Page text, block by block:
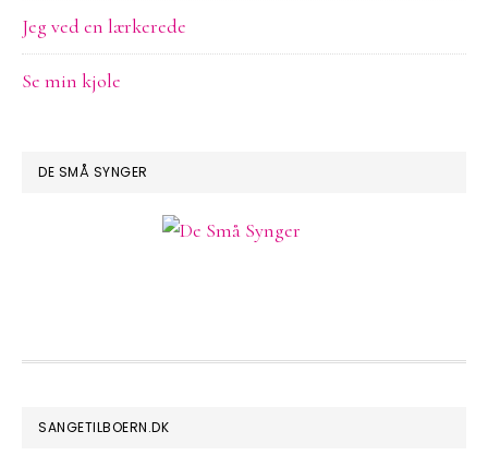
Jeg ved en lærkerede
Se min kjole
DE SMÅ SYNGER
FOOTER
SANGETILBOERN.DK